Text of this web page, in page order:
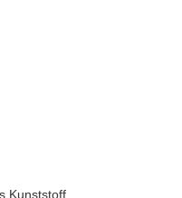
Kunststoff